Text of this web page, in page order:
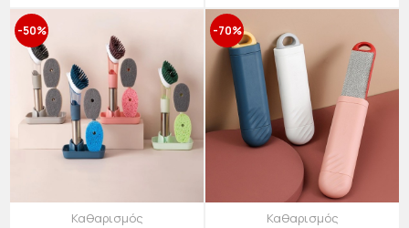
-50%
Καθαρισμός
-70%
Καθαρισμός